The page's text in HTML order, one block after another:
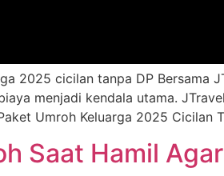
2025 cicilan tanpa DP Bersama
menjadi kendala utama.
Umroh Keluarga 2025
Saat Hamil